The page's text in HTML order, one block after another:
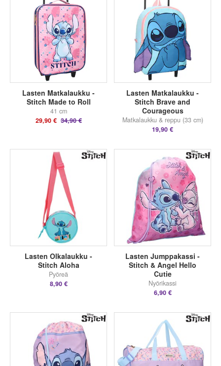
Lasten Matkalaukku -
Stitch Made to Roll
41 cm
29,90 € 34,90 €
Lasten Matkalaukku -
Stitch Brave and
Courageous
Matkalaukku & reppu (33 cm)
19,90 €
Lasten Olkalaukku -
Stitch Aloha
Pyöreä
8,90 €
Lasten Jumppakassi -
Stitch & Angel Hello
Cutie
Nyörikassi
6,90 €